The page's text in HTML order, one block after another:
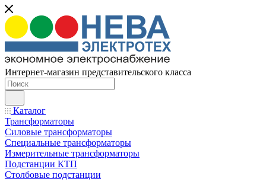
Интернет-магазин представительского класса
Каталог
Трансформаторы
Силовые трансформаторы
Специальные трансформаторы
Измерительные трансформаторы
Подстанции КТП
Столбовые подстанции